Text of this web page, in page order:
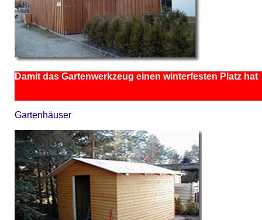
Damit das Gartenwerkzeug einen winterfesten Platz hat
Gartenhäuser